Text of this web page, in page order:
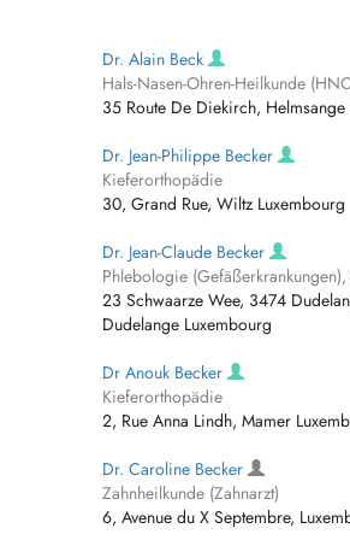
Dr. Alain Beck
Hals-Nasen-Ohren-Heilkunde
35 Route De Diekirch, Helmsange
Dr. Jean-Philippe Becker
Kieferorthopädie
30, Grand Rue, Wiltz Luxembourg
Dr. Jean-Claude Becker
Phlebologie
23 Schwaarze Wee, 3474
Dudelange Luxembourg
Dr Anouk Becker
Kieferorthopädie
2, Rue Anna Lindh, Mamer
Dr. Caroline Becker
Zahnheilkunde (Zahnarzt)
6, Avenue du X Septembre,